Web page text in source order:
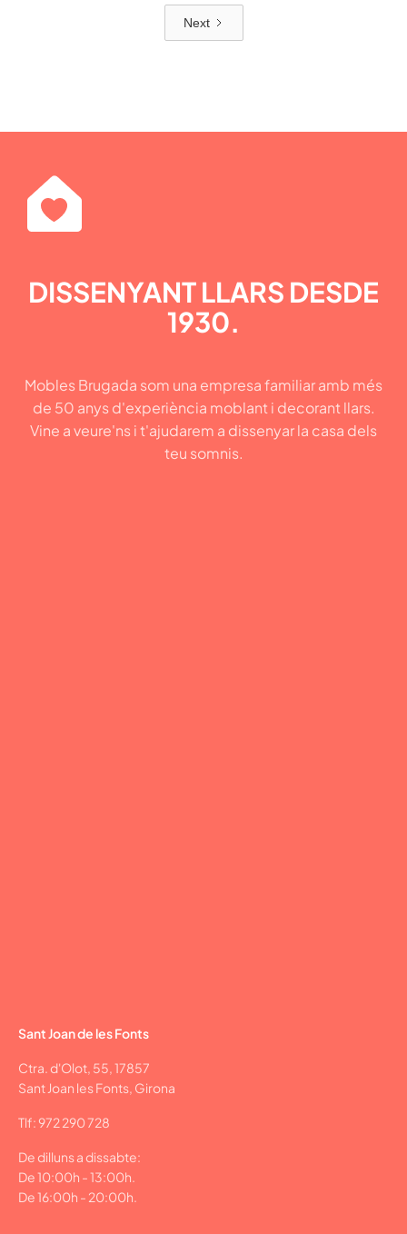
Next
DISSENYANT LLARS DESDE
1930.
Mobles Brugada som una empresa familiar amb més
de 50 anys d'experiència moblant i decorant llars.
Vine a veure'ns i t'ajudarem a dissenyar la casa dels
teu somnis.
Sant Joan de les Fonts
Ctra. d'Olot, 55, 17857
Sant Joan les Fonts, Girona
Tlf: 972 290 728
De dilluns a dissabte:
De 10:00h - 13:00h.
De 16:00h - 20:00h.